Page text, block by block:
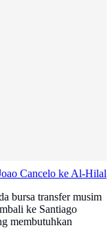
Cancelo ke Al-Hilal
bursa transfer musim
ke Santiago
membutuhkan